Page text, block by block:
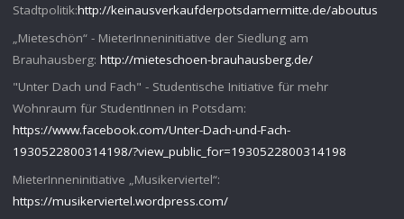
Stadtpolitik:http://keinausverkaufderpotsdamermitte.de/aboutus
„Mieteschön“ - MieterInneninitiative der Siedlung am
Brauhausberg: http://mieteschoen-brauhausberg.de/
"Unter Dach und Fach" - Studentische Initiative für mehr
Wohnraum für StudentInnen in Potsdam:
https://www.facebook.com/Unter-Dach-und-Fach-
1930522800314198/?view_public_for=1930522800314198
MieterInneninitiative „Musikerviertel“:
https://musikerviertel.wordpress.com/